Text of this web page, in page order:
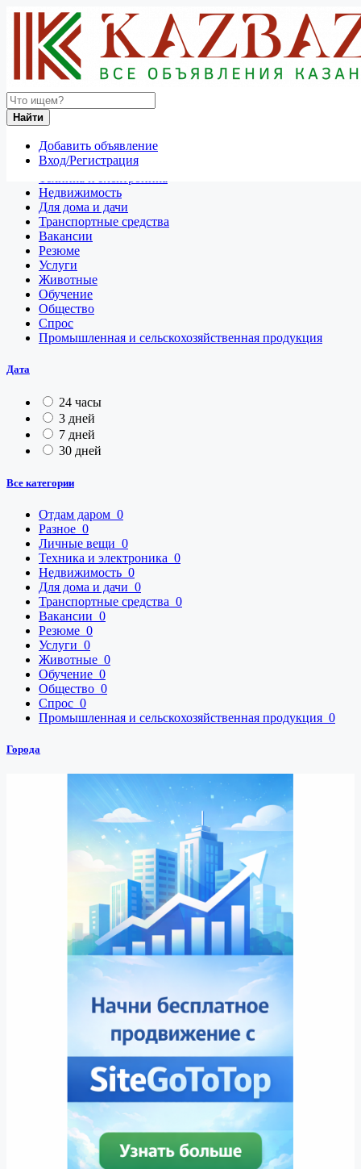
Найти
Добавить объявление
Вход/Регистрация
Россия
Разное
Личные вещи
Недвижимость
Для дома и дачи
Транспортные средства
Вакансии
Резюме
Услуги
Животные
Обучение
Общество
Спрос
Промышленная и сельскохозяйственная продукция
Дата
24 часы
3 дней
7 дней
30 дней
Все категории
Отдам даром 0
Разное 0
Личные вещи 0
Техника и электроника 0
Недвижимость 0
Для дома и дачи 0
Транспортные средства 0
Вакансии 0
Резюме 0
Услуги 0
Животные 0
Обучение 0
Общество 0
Спрос 0
Промышленная и сельскохозяйственная продукция 0
Города